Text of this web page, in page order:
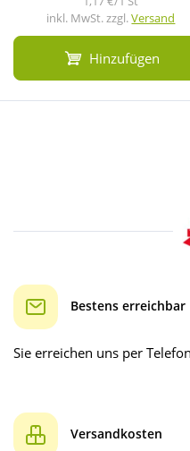
inkl. MwSt. zzgl.Versand
Hinzufügen
Bestens erreichbar
Sie erreichen uns per
Versandkosten